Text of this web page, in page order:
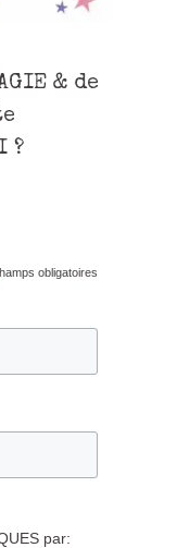
& de
?
obligatoires
par: